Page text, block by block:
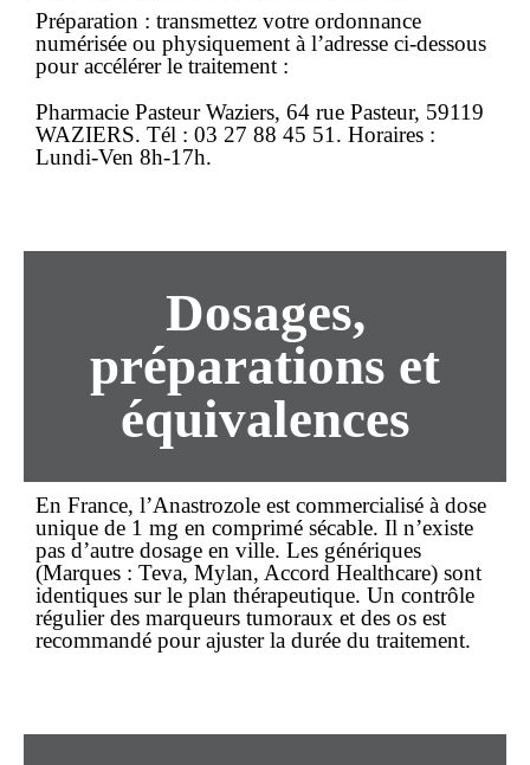
Préparation : transmettez votre ordonnance
numérisée ou physiquement à l’adresse ci-dessous
pour accélérer le traitement :
Pharmacie Pasteur Waziers, 64 rue Pasteur, 59119
WAZIERS. Tél : 03 27 88 45 51. Horaires :
Lundi-Ven 8h-17h.
Dosages,
préparations et
équivalences
En France, l’Anastrozole est commercialisé à dose
unique de 1 mg en comprimé sécable. Il n’existe
pas d’autre dosage en ville. Les génériques
(Marques : Teva, Mylan, Accord Healthcare) sont
identiques sur le plan thérapeutique. Un contrôle
régulier des marqueurs tumoraux et des os est
recommandé pour ajuster la durée du traitement.